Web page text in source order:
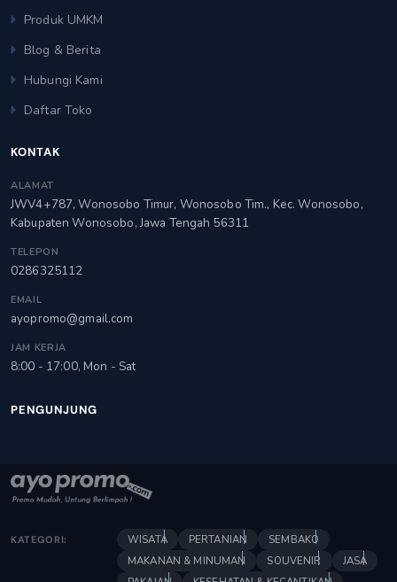
Produk UMKM
Blog & Berita
Hubungi Kami
Daftar Toko
KONTAK
ALAMAT
JWV4+787, Wonosobo Timur, Wonosobo Tim., Kec. Wonosobo,
Kabupaten Wonosobo, Jawa Tengah 56311
TELEPON
0286325112
EMAIL
ayopromo@gmail.com
JAM KERJA
8:00 - 17:00, Mon - Sat
PENGUNJUNG
KATEGORI: WISATA PERTANIAN
SEMBAKO
MAKANAN & MINUMAN
SOUVENIR
JASA